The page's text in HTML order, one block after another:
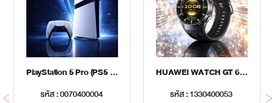
PlayStation 5 Pro (PS5 Pro)
รหัส : 0070400004
HUAWEI WATCH GT 6 PRO 46MM BLACK
รหัส : 1330400053